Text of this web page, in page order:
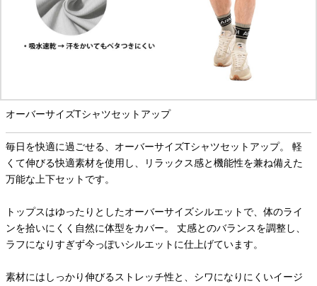
オーバーサイズTシャツセットアップ
毎日を快適に過ごせる、オーバーサイズTシャツセットアップ。 軽
くて伸びる快適素材を使用し、リラックス感と機能性を兼ね備えた
万能な上下セットです。
トップスはゆったりとしたオーバーサイズシルエットで、体のライ
ンを拾いにくく自然に体型をカバー。 丈感とのバランスを調整し、
ラフになりすぎず今っぽいシルエットに仕上げています。
素材にはしっかり伸びるストレッチ性と、シワになりにくいイージ